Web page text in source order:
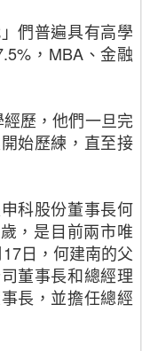
們普遍具有高學
，MBA、金融
歷，他們一旦完
始歷練，直至接
科股份董事長何
，是目前兩市唯
日，何建南的父
董事長和總經理
長，並擔任總經